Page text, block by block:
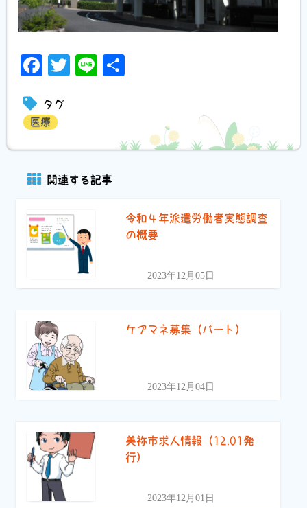
Facebook
Twitter
Line
タグ
医療
関連する記事
令和４年派遣労働者実態調査
の概要
2023年12月05日
ケアマネ募集（パート）
2023年12月04日
美祢市求人情報（12.01発
行）
2023年12月01日